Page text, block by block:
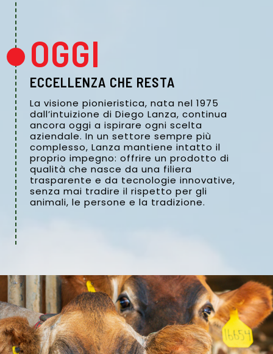
OGGI
ECCELLENZA CHE RESTA
La visione pionieristica, nata nel 1975
dall’intuizione di Diego Lanza, continua
ancora oggi a ispirare ogni scelta
aziendale. In un settore sempre più
complesso, Lanza mantiene intatto il
proprio impegno: offrire un prodotto di
qualità che nasce da una filiera
trasparente e da tecnologie innovative,
senza mai tradire il rispetto per gli
animali, le persone e la tradizione.